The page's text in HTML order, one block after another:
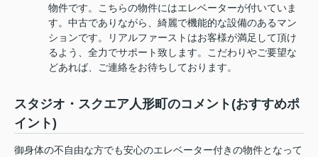
物件です。こちらの物件にはエレベーターが付いていま
す。中古でありながら、綺麗で機能的な設備のあるマン
ションです。リアルファーストはお客様が満足して頂け
るよう、全力でサポート致します。こだわりやご要望な
どあれば、ご連絡をお待ちしております。
スタジオ・スクエア人形町のコメント(おすすめポ
イント)
御身体の不自由な方でも安心のエレベーター付きの物件となって